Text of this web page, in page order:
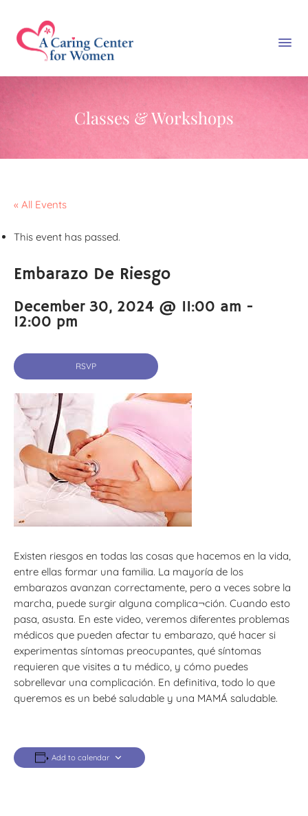
Classes & Workshops
« All Events
This event has passed.
Embarazo De Riesgo
December 30, 2024 @ 11:00 am -
12:00 pm
RSVP
Existen riesgos en todas las cosas que hacemos en la vida,
entre ellas formar una familia. La mayoría de los
embarazos avanzan correctamente, pero a veces sobre la
marcha, puede surgir alguna complica¬ción. Cuando esto
pasa, asusta. En este video, veremos diferentes problemas
médicos que pueden afectar tu embarazo, qué hacer si
experimentas síntomas preocupantes, qué síntomas
requieren que visites a tu médico, y cómo puedes
sobrellevar una complicación. En definitiva, todo lo que
queremos es un bebé saludable y una MAMÁ saludable.
Add to calendar